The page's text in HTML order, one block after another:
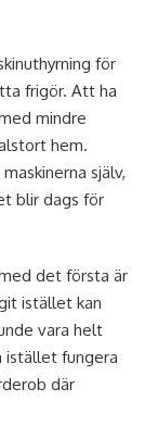
för
frigör. Att ha
mindre
hem.
själv,
blir dags för
det första är
istället kan
vara helt
istället fungera
där